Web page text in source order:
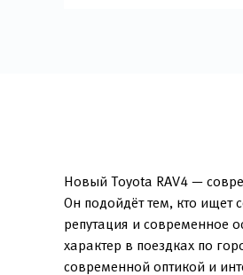
Новый Toyota RAV4 —
Он подойдёт тем, кто ищет
репутация и современное
характер в поездках по
современной оптикой и